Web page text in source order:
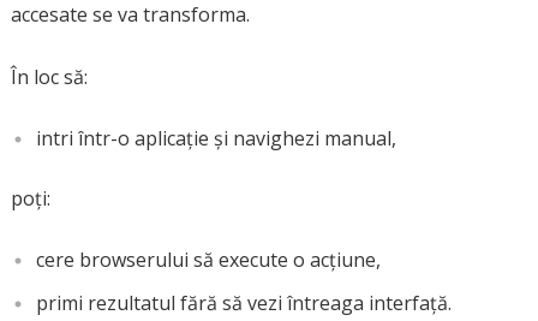
accesate se va transforma.
În loc să:
intri într-o aplicație și navighezi manual,
poți:
cere browserului să execute o acțiune,
primi rezultatul fără să vezi întreaga interfață.